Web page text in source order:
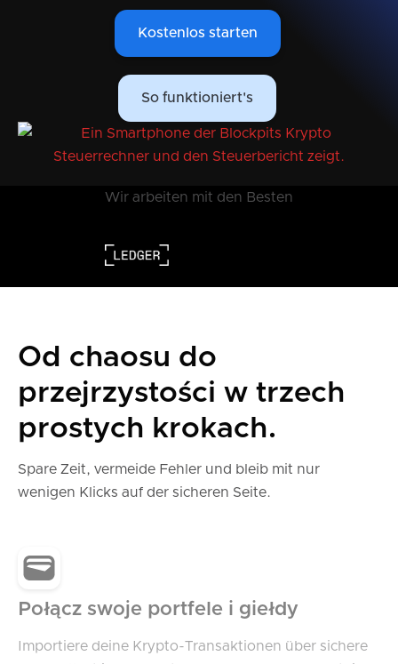
Kostenlos starten
So funktioniert's
Wir arbeiten mit den Besten
Od chaosu do
przejrzystości w trzech
prostych krokach.
Spare Zeit, vermeide Fehler und bleib mit nur
wenigen Klicks auf der sicheren Seite.
Połącz swoje portfele i giełdy
Importiere deine Krypto-Transaktionen über sichere